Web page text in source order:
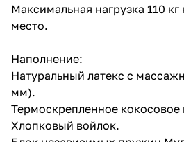
Максимальная нагрузка 110
место.
Наполнение:
Натуральный латекс с
мм).
Термоскрепленное
Хлопковый войлок.